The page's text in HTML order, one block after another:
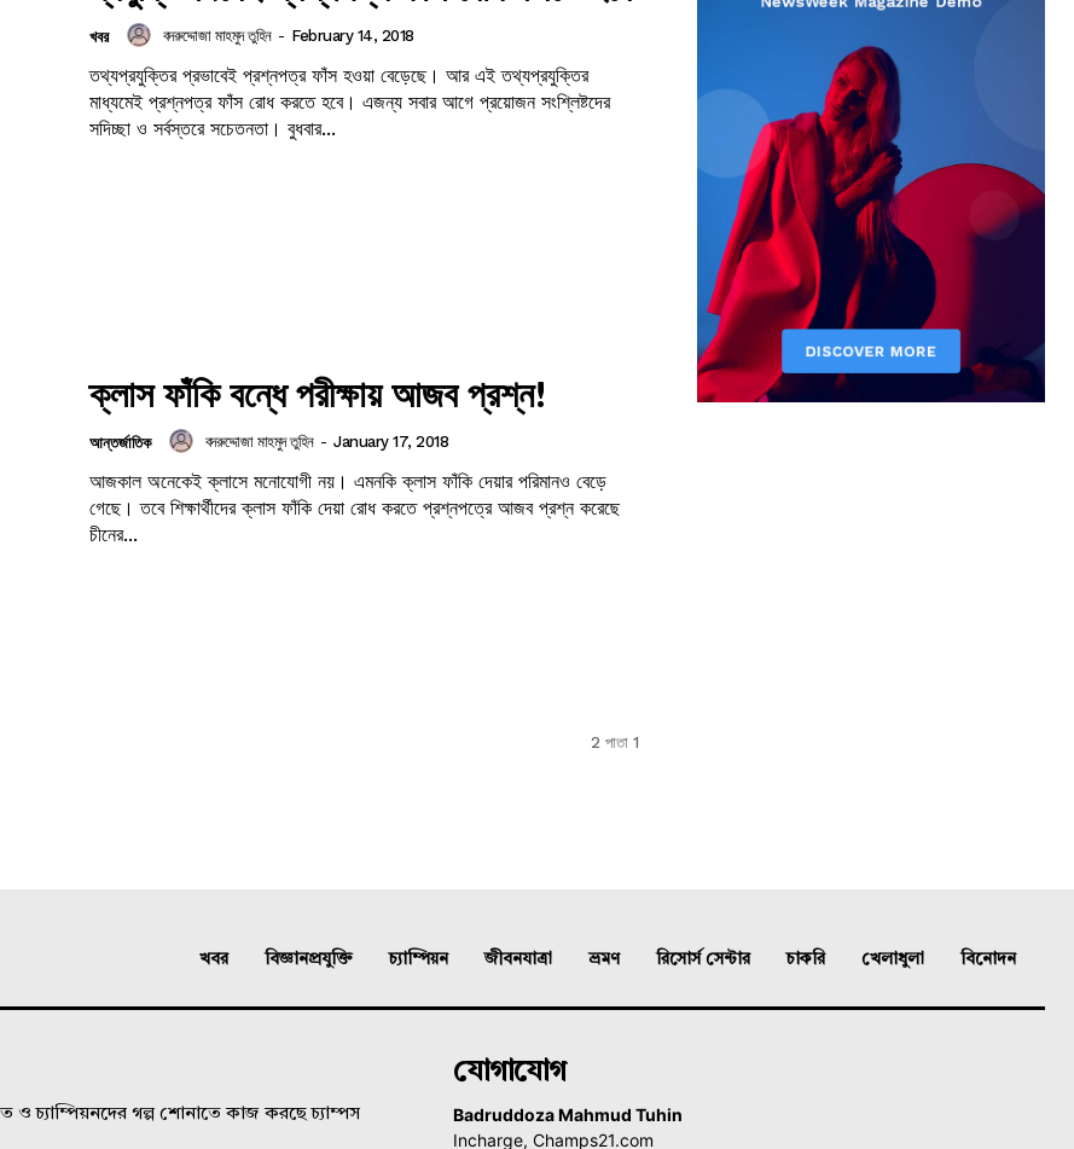
খবর বদরুদ্দোজা মাহমুদ তুহিন - February 14, 2018
তথ্যপ্রযুক্তির প্রভাবেই প্রশ্নপত্র ফাঁস হওয়া বেড়েছে। আর এই তথ্যপ্রযুক্তির
মাধ্যমেই প্রশ্নপত্র ফাঁস রোধ করতে হবে। এজন্য সবার আগে প্রয়োজন সংশ্লিষ্টদের
সদিচ্ছা ও সর্বস্তরে সচেতনতা। বুধবার...
ক্লাস ফাঁকি বন্ধে পরীক্ষায় আজব প্রশ্ন!
আন্তর্জাতিক বদরুদ্দোজা মাহমুদ তুহিন - January 17, 2018
আজকাল অনেকেই ক্লাসে মনোযোগী নয়। এমনকি ক্লাস ফাঁকি দেয়ার পরিমানও বেড়ে
গেছে। তবে শিক্ষার্থীদের ক্লাস ফাঁকি দেয়া রোধ করতে প্রশ্নপত্রে আজব প্রশ্ন করেছে
চীনের...
2 পাতা 1
খবর বিজ্ঞানপ্রযুক্তি চ্যাম্পিয়ন জীবনযাত্রা ভ্রমণ রিসোর্স সেন্টার চাকরি খেলাধুলা বিনোদন
চ্যাম্পিয়নদের গল্প শোনাতে কাজ করছে চ্যাম্পস
যোগাযোগ
Badruddoza Mahmud Tuhin
Incharge, Champs21.com